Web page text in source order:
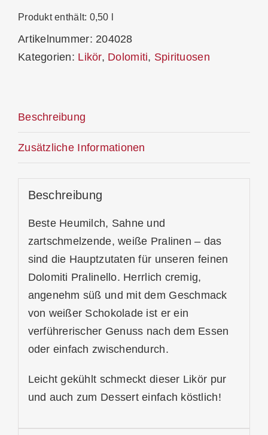
Menge
Produkt enthält: 0,50 l
Artikelnummer: 204028
Kategorien: Likör, Dolomiti, Spirituosen
Beschreibung
Zusätzliche Informationen
Beschreibung
Beste Heumilch, Sahne und
zartschmelzende, weiße Pralinen – das
sind die Hauptzutaten für unseren feinen
Dolomiti Pralinello. Herrlich cremig,
angenehm süß und mit dem Geschmack
von weißer Schokolade ist er ein
verführerischer Genuss nach dem Essen
oder einfach zwischendurch.
Leicht gekühlt schmeckt dieser Likör pur
und auch zum Dessert einfach köstlich!